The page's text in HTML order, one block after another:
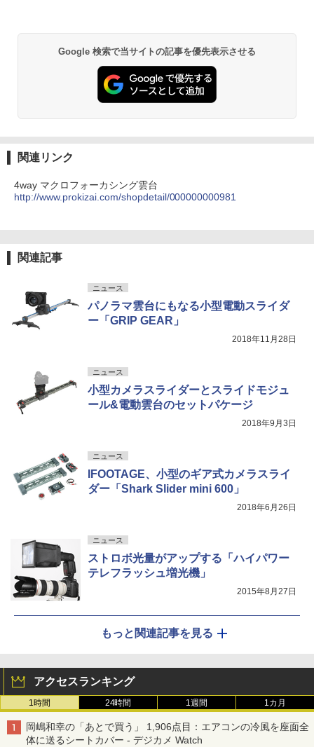
Google 検索で当サイトの記事を優先表示させる
関連リンク
4way マクロフォーカシング雲台
http://www.prokizai.com/shopdetail/000000000981
関連記事
ニュース
パノラマ雲台にもなる小型電動スライダ
ー「GRIP GEAR」
2018年11月28日
ニュース
小型カメラスライダーとスライドモジュ
ール&電動雲台のセットパケージ
2018年9月3日
ニュース
IFOOTAGE、小型のギア式カメラスライ
ダー「Shark Slider mini 600」
2018年6月26日
ニュース
ストロボ光量がアップする「ハイパワー
テレフラッシュ増光機」
2015年8月27日
もっと関連記事を見る
アクセスランキング
1時間 24時間 1週間 1カ月
岡嶋和幸の「あとで買う」 1,906点目：エアコンの冷風を座面全
体に送るシートカバー - デジカメ Watch